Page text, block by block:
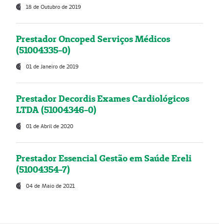
18 de Outubro de 2019
Prestador Oncoped Serviços Médicos
(51004335-0)
01 de Janeiro de 2019
Prestador Decordis Exames Cardiológicos
LTDA (51004346-0)
01 de Abril de 2020
Prestador Essencial Gestão em Saúde Ereli
(51004354-7)
04 de Maio de 2021